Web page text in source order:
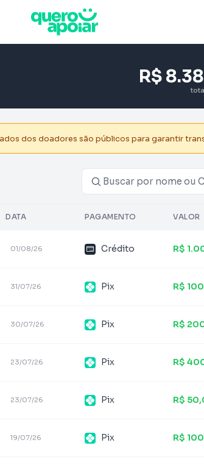
R$
dos doadores são públicos para garantir
DATA PAGAMENTO VALOR
01/08/26 Crédito R$
31/07/26 Pix R$
30/07/26 Pix R$
23/07/26 Pix R$
23/07/26 Pix R$
19/07/26 Pix R$